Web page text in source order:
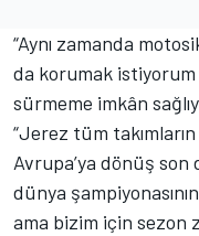
“Aynı zamanda
da korumak istiyorum
sürmeme imkân
“Jerez tüm
Avrupa’ya dönüş
dünya
ama bizim için sezon